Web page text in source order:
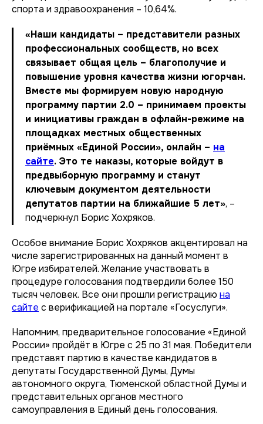
спорта и здравоохранения – 10,64%.
«Наши кандидаты – представители разных
профессиональных сообществ, но всех
связывает общая цель – благополучие и
повышение уровня качества жизни югорчан.
Вместе мы формируем новую народную
программу партии 2.0 – принимаем проекты
и инициативы граждан в офлайн-режиме на
площадках местных общественных
приёмных «Единой России», онлайн – на
сайте. Это те наказы, которые войдут в
предвыборную программу и станут
ключевым документом деятельности
депутатов партии на ближайшие 5 лет», –
подчеркнул Борис Хохряков.
Особое внимание Борис Хохряков акцентировал на
числе зарегистрированных на данный момент в
Югре избирателей. Желание участвовать в
процедуре голосования подтвердили более 150
тысяч человек. Все они прошли регистрацию на
сайте с верификацией на портале «Госуслуги».
Напомним, предварительное голосование «Единой
России» пройдёт в Югре с 25 по 31 мая. Победители
представят партию в качестве кандидатов в
депутаты Государственной Думы, Думы
автономного округа, Тюменской областной Думы и
представительных органов местного
самоуправления в Единый день голосования.